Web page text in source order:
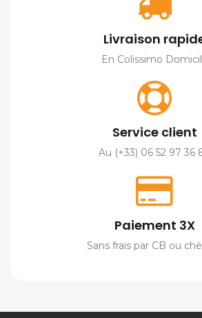
Livraison
En Colissimo
Service client
Au (+33) 06 52 97 36
Paiement 3X
Sans frais par CB ou